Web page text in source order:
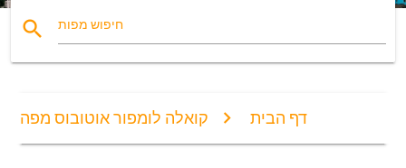
search חיפוש מפות
דף הבית קואלה לומפור אוטובוס מפה